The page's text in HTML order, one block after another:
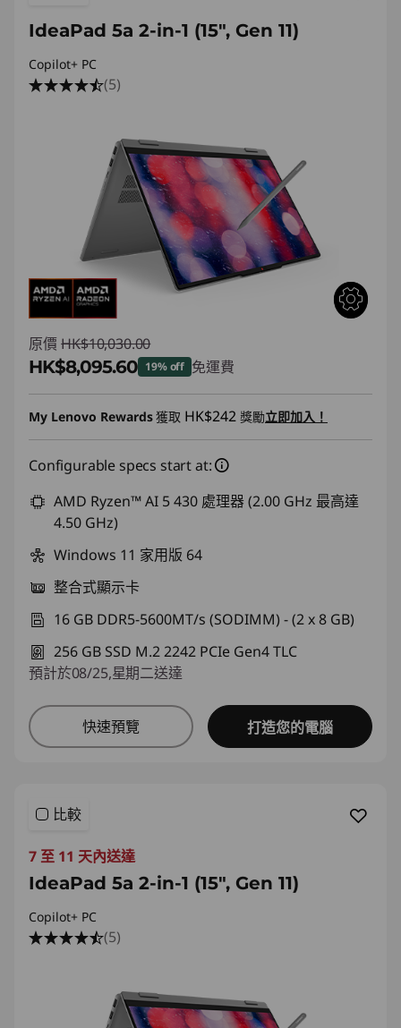
IdeaPad 5a 2-in-1 (15", Gen 11)
Copilot+ PC
(5)
原價 HK$10,030.00
HK$8,095.60 19% off 免運費
即省 :-HK$1,934.40
My Lenovo Rewards獲取 HK$242 獎勵立即加入！
Configurable specs start at:
AMD Ryzen™ AI 5 430 處理器 (2.00 GHz 最高達
4.50 GHz)
Windows 11 家用版 64
整合式顯示卡
16 GB DDR5-5600MT/s (SODIMM) - (2 x 8 GB)
256 GB SSD M.2 2242 PCIe Gen4 TLC
預計於08/25,星期二送達
快速預覽 打造您的電腦
比較
7 至 11 天內送達
IdeaPad 5a 2-in-1 (15", Gen 11)
Copilot+ PC
(5)